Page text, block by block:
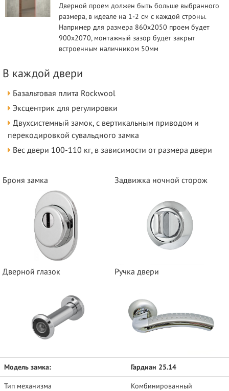
Дверной проем должен быть больше выбранного
размера, в идеале на 1-2 см с каждой строны.
Например для размера 860х2050 проем будет
900х2070, монтажный зазор будет закрыт
встроенным наличником 50мм
В каждой двери
Базальтовая плита Rockwool
Эксцентрик для регулировки
Двухсистемный замок, с вертикальным приводом и
перекодировкой сувальдного замка
Вес двери 100-110 кг, в зависимости от размера двери
Броня замка Задвижка ночной сторож
Дверной глазок Ручка двери
Модель замка: Гардиан 25.14
Тип механизма Комбинированный